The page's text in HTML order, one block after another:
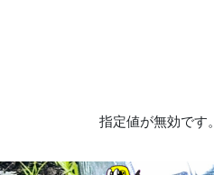
指定値が無効です。